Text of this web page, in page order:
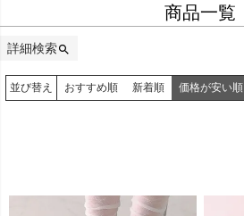
商品一覧
詳細検索
検索
並び替え おすすめ順 新着順 価格が安い順